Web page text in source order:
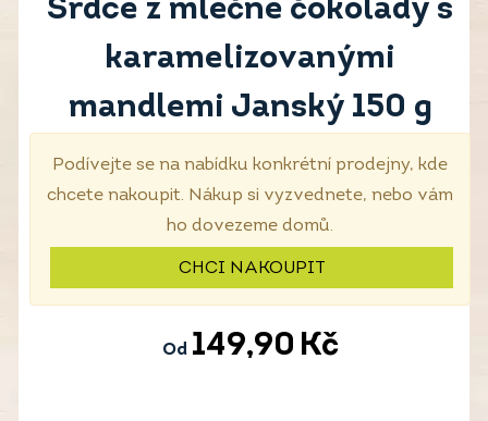
Srdce z mléčné čokolády s
karamelizovanými
mandlemi Janský 150 g
Podívejte se na nabídku konkrétní prodejny, kde
chcete nakoupit. Nákup si vyzvednete, nebo vám
ho dovezeme domů.
CHCI NAKOUPIT
Od 149,90 Kč